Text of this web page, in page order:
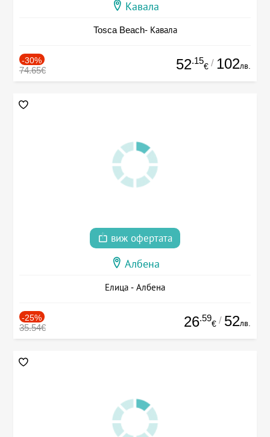
Кавала
Tosca Beach- Кавала
-30%
74.65€ 52.15
€ / 102лв.
виж офертата
Албена
Елица - Албена
-25%
35.54€ 26.59
€ / 52лв.